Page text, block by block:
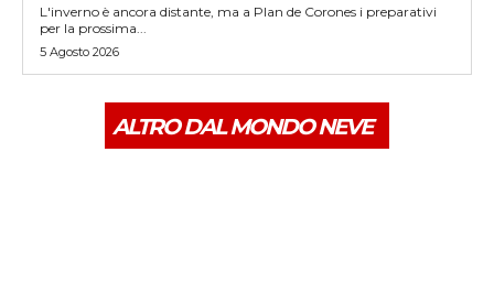
L'inverno è ancora distante, ma a Plan de Corones i preparativi
per la prossima...
5 Agosto 2026
ALTRO DAL MONDO NEVE